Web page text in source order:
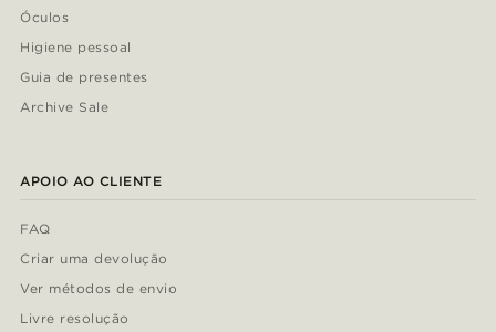
Óculos
Higiene pessoal
Guia de presentes
Archive Sale
APOIO AO CLIENTE
FAQ
Criar uma devolução
Ver métodos de envio
Livre resolução